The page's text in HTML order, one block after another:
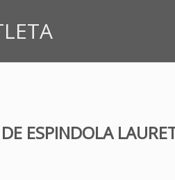
ESPINDOLA